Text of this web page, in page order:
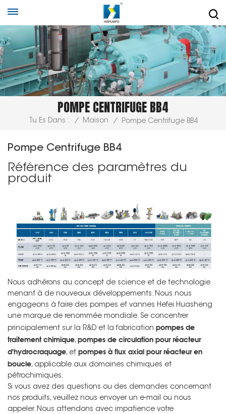
POMPE CENTRIFUGE BB4
Tu Es Dans : / Maison / Pompe Centrifuge BB4
Pompe Centrifuge BB4
Référence des paramètres du
produit
Nous adhérons au concept de science et de technologie
menant à de nouveaux développements. Nous nous
engageons à faire des pompes et vannes Hefei Huasheng
une marque de renommée mondiale. Se concentrer
principalement sur la R&D et la fabrication pompes de
traitement chimique, pompes de circulation pour réacteur
d'hydrocraquage, et pompes à flux axial pour réacteur en
boucle, applicable aux domaines chimiques et
pétrochimiques.
Si vous avez des questions ou des demandes concernant
nos produits, veuillez nous envoyer un e-mail ou nous
appeler. Nous attendons avec impatience votre